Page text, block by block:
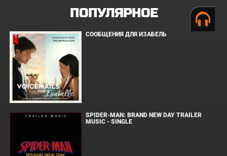
ПОПУЛЯРНОЕ
СООБЩЕНИЯ ДЛЯ ИЗАБЕЛЬ
SPIDER-MAN: BRAND NEW DAY TRAILER
MUSIC - SINGLE